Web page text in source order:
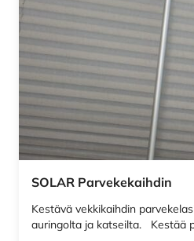
SOLAR Parvekekaihdin
Kestävä vekkikaihdin
auringolta ja katseilta. Kestää